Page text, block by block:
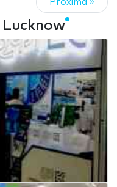
Próxima »
Lucknow